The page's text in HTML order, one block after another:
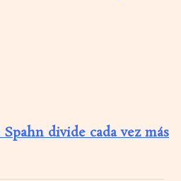
Spahn divide cada vez más